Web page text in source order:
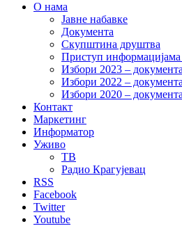
О нама
Јавне набавке
Документа
Скупштина друштва
Приступ информацијама
Избори 2023 – документа
Избори 2022 – документа
Избори 2020 – документа
Контакт
Маркетинг
Информатор
Уживо
ТВ
Радио Крагујевац
RSS
Facebook
Twitter
Youtube